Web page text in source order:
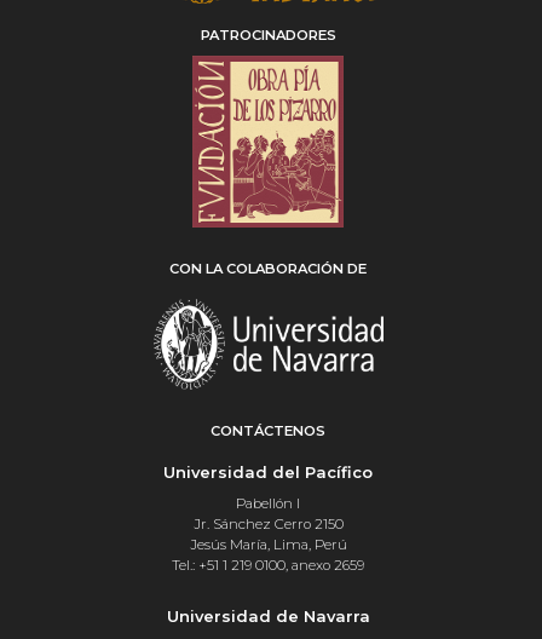
PATROCINADORES
CON LA COLABORACIÓN DE
CONTÁCTENOS
Universidad del Pacífico
Pabellón I
Jr. Sánchez Cerro 2150
Jesús María, Lima, Perú
Tel.: +51 1 219 0100, anexo 2659
Universidad de Navarra